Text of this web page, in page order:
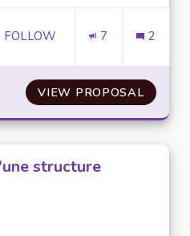
20 FOLLOWERS
FOLLOW 7 2
VIEW PROPOSAL
structure